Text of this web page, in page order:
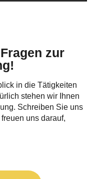
zur
in die Tätigkeiten
stehen wir Ihnen
Schreiben Sie uns
uns darauf,